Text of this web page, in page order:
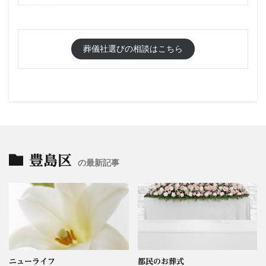
葬儀社選びの相談はこちら
豊島区 の最新記事
ニューライフ 都民のお葬式